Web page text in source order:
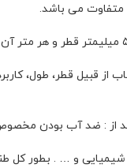
متفاوت می باشد.
قبیل قطر، طول،
از : ضد آب بودن
شیمیایی و … . بطور